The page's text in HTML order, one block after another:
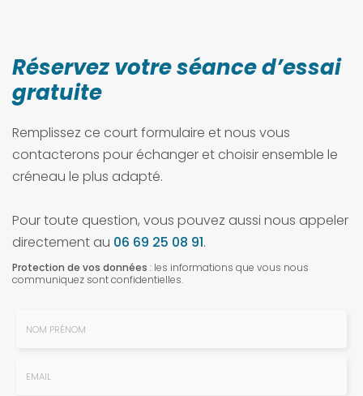
Réservez votre séance d’essai
gratuite
Remplissez ce court formulaire et nous vous
contacterons pour échanger et choisir ensemble le
créneau le plus adapté.
Pour toute question, vous pouvez aussi nous appeler
directement au 06 69 25 08 91.
Protection de vos données : les informations que vous nous
communiquez sont confidentielles.